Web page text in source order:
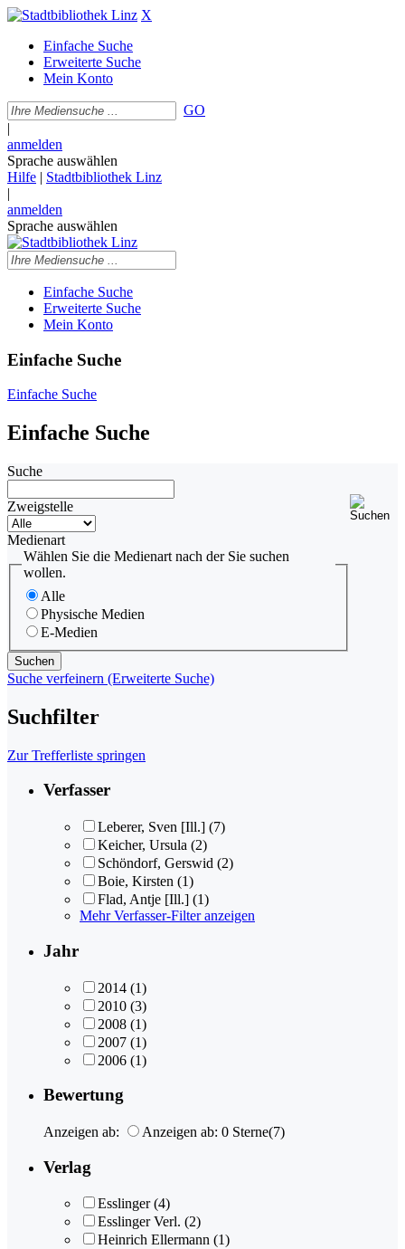
X
Einfache Suche
Erweiterte Suche
Mein Konto
GO
|
anmelden
Sprache auswählen
Hilfe | Stadtbibliothek Linz
|
anmelden
Sprache auswählen
Einfache Suche
Erweiterte Suche
Mein Konto
Einfache Suche
Einfache Suche
Einfache Suche
Suche
Zweigstelle
Medienart
Wählen Sie die Medienart nach der Sie suchen
wollen.
Alle
Physische Medien
E-Medien
Suche verfeinern (Erweiterte Suche)
Suchfilter
Zur Trefferliste springen
Verfasser
Leberer, Sven [Ill.] (7)
Keicher, Ursula (2)
Schöndorf, Gerswid (2)
Boie, Kirsten (1)
Flad, Antje [Ill.] (1)
Mehr Verfasser-Filter anzeigen
Jahr
2014 (1)
2010 (3)
2008 (1)
2007 (1)
2006 (1)
Bewertung
Anzeigen ab: Anzeigen ab: 0 Sterne(7)
Verlag
Esslinger (4)
Esslinger Verl. (2)
Heinrich Ellermann (1)